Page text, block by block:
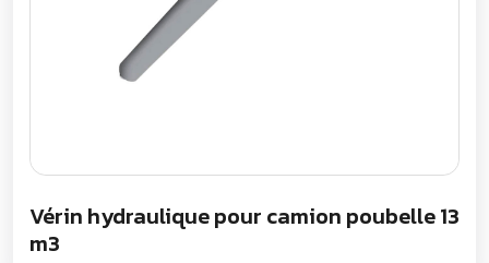
Vérin hydraulique pour camion poubelle 13
m3